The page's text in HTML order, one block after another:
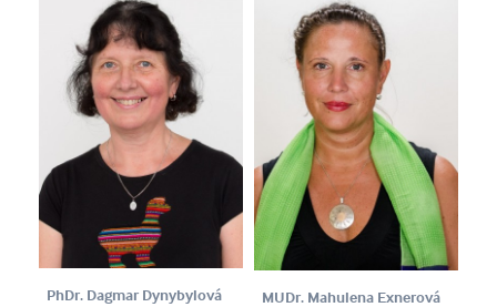
PhDr. Dagmar Dynybylová
MUDr. Mahulena Exnerová